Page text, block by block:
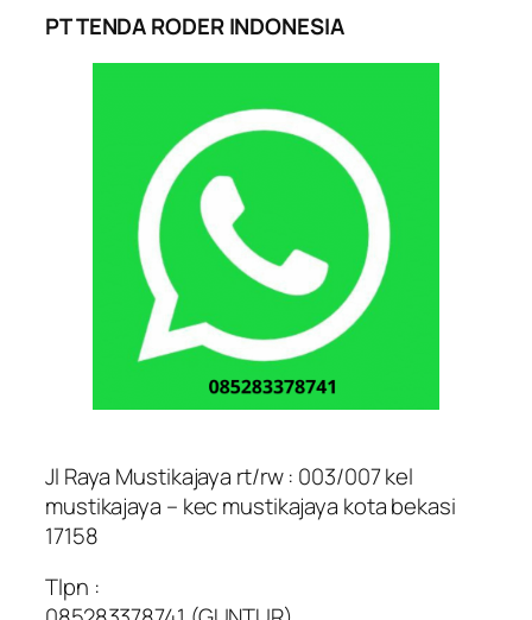
PT TENDA RODER INDONESIA
Jl Raya Mustikajaya rt/rw : 003/007 kel
mustikajaya – kec mustikajaya kota bekasi
17158
Tlpn :